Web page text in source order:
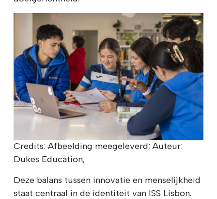
Credits: Afbeelding meegeleverd; Auteur:
Dukes Education;
Deze balans tussen innovatie en menselijkheid
staat centraal in de identiteit van ISS Lisbon.